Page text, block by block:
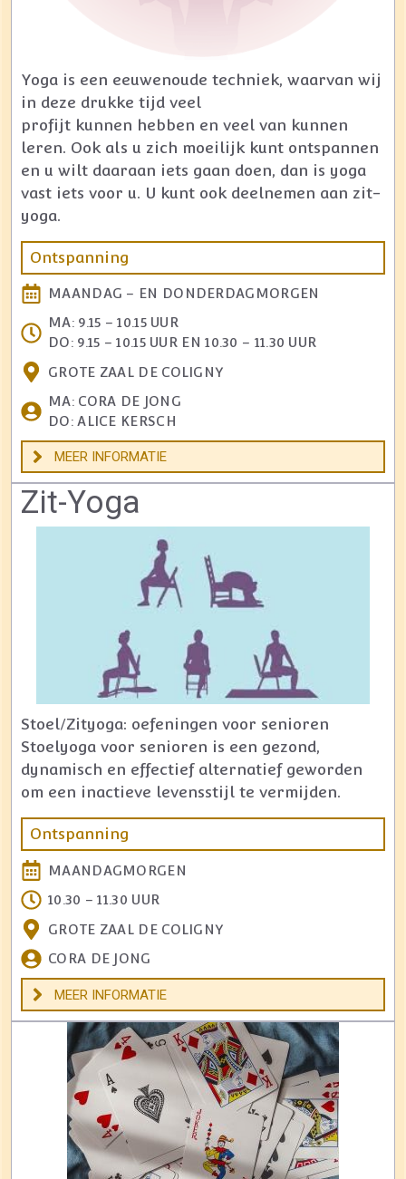
Yoga is een eeuwenoude techniek, waarvan wij
in deze drukke tijd veel
profijt kunnen hebben en veel van kunnen
leren. Ook als u zich moeilijk kunt ontspannen
en u wilt daaraan iets gaan doen, dan is yoga
vast iets voor u. U kunt ook deelnemen aan zit-
yoga.
Ontspanning
MAANDAG – EN DONDERDAGMORGEN
MA: 9.15 – 10.15 UUR
DO: 9.15 – 10.15 UUR EN 10.30 – 11.30 UUR
GROTE ZAAL DE COLIGNY
MA: CORA DE JONG
DO: ALICE KERSCH
MEER INFORMATIE
Zit-Yoga
Stoel/Zityoga: oefeningen voor senioren
Stoelyoga voor senioren is een gezond,
dynamisch en effectief alternatief geworden
om een inactieve levensstijl te vermijden.
Ontspanning
MAANDAGMORGEN
10.30 – 11.30 UUR
GROTE ZAAL DE COLIGNY
CORA DE JONG
MEER INFORMATIE